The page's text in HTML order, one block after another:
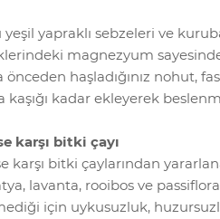
yeşil yapraklı sebzeleri ve
magnezyum
önceden haşladığınız nohut,
kaşığı kadar ekleyerek
karşı bitki çayı
karşı bitki çaylarından
lavanta, rooibos ve
için uykusuzluk,